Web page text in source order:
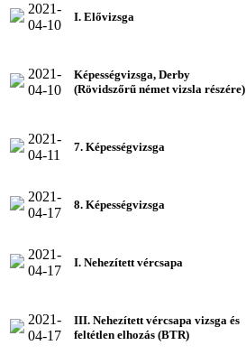
2021-
04-10
I. Elővizsga
2021-
04-10
Képességvizsga, Derby
(Rövidszőrű német vizsla részére)
2021-
04-11
7. Képességvizsga
2021-
04-17
8. Képességvizsga
2021-
04-17
I. Nehezített vércsapa
2021-
04-17
III. Nehezített vércsapa vizsga és
feltétlen elhozás (BTR)